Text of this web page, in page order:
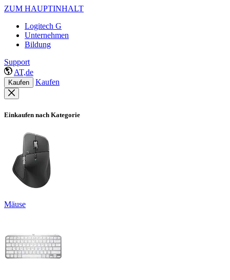
ZUM HAUPTINHALT
Logitech G
Unternehmen
Bildung
Support
AT,de
Kaufen Kaufen
Einkaufen nach Kategorie
Mäuse